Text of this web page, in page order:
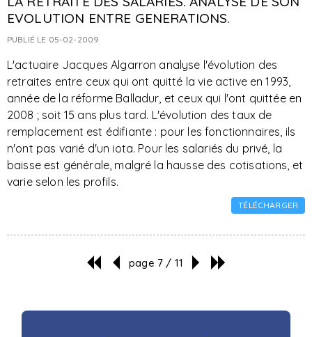
EVOLUTION ENTRE GENERATIONS.
PUBLIÉ LE 05-02-2009
L'actuaire Jacques Algarron analyse l'évolution des
retraites entre ceux qui ont quitté la vie active en 1993,
année de la réforme Balladur, et ceux qui l'ont quittée en
2008 ; soit 15 ans plus tard. L'évolution des taux de
remplacement est édifiante : pour les fonctionnaires, ils
n'ont pas varié d'un iota. Pour les salariés du privé, la
baisse est générale, malgré la hausse des cotisations, et
varie selon les profils.
TÉLÉCHARGER
page 7 / 11